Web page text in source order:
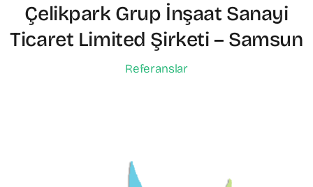
Çelikpark Grup İnşaat Sanayi
Ticaret Limited Şirketi – Samsun
Referanslar